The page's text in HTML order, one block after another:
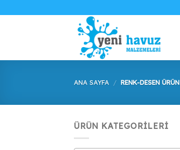
atla
ANA SAYFA / RENK-DESEN ÜRÜN
ÜRÜN KATEGORILERI